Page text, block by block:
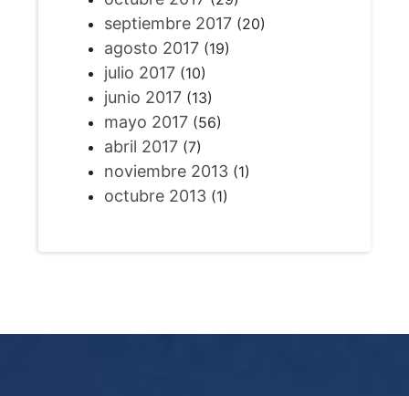
septiembre 2017(20)
agosto 2017(19)
julio 2017(10)
junio 2017(13)
mayo 2017(56)
abril 2017(7)
noviembre 2013(1)
octubre 2013(1)